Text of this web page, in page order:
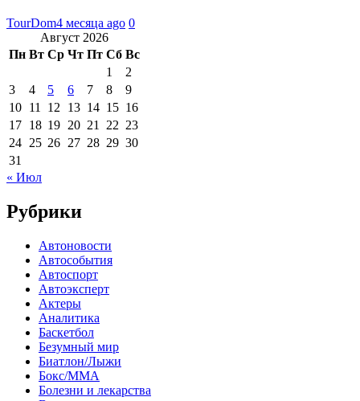
TourDom4 месяца ago 0
Август 2026
Пн Вт Ср Чт Пт Сб Вс
1
2
3
4 5 6 7 8
9
10 11 12 13 14 15 16
17 18 19 20 21 22 23
24 25 26 27 28 29 30
31
« Июл
Рубрики
Автоновости
Автособытия
Автоспорт
Автоэксперт
Актеры
Аналитика
Баскетбол
Безумный мир
Биатлон/Лыжи
Бокс/MMA
Болезни и лекарства